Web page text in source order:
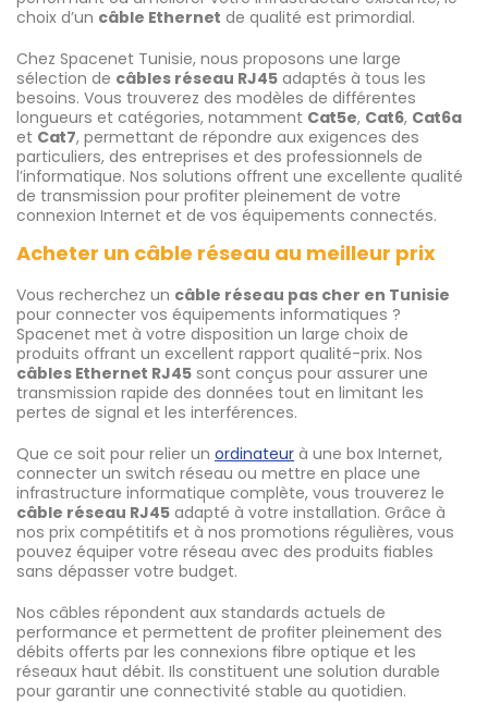
choix d’un câble Ethernet de qualité est primordial.
Chez Spacenet Tunisie, nous proposons une large
sélection de câbles réseau RJ45 adaptés à tous les
besoins. Vous trouverez des modèles de différentes
longueurs et catégories, notamment Cat5e, Cat6, Cat6a
et Cat7, permettant de répondre aux exigences des
particuliers, des entreprises et des professionnels de
l’informatique. Nos solutions offrent une excellente qualité
de transmission pour profiter pleinement de votre
connexion Internet et de vos équipements connectés.
Acheter un câble réseau au meilleur prix
Vous recherchez un câble réseau pas cher en Tunisie
pour connecter vos équipements informatiques ?
Spacenet met à votre disposition un large choix de
produits offrant un excellent rapport qualité-prix. Nos
câbles Ethernet RJ45 sont conçus pour assurer une
transmission rapide des données tout en limitant les
pertes de signal et les interférences.
Que ce soit pour relier un ordinateur à une box Internet,
connecter un switch réseau ou mettre en place une
infrastructure informatique complète, vous trouverez le
câble réseau RJ45 adapté à votre installation. Grâce à
nos prix compétitifs et à nos promotions régulières, vous
pouvez équiper votre réseau avec des produits fiables
sans dépasser votre budget.
Nos câbles répondent aux standards actuels de
performance et permettent de profiter pleinement des
débits offerts par les connexions fibre optique et les
réseaux haut débit. Ils constituent une solution durable
pour garantir une connectivité stable au quotidien.